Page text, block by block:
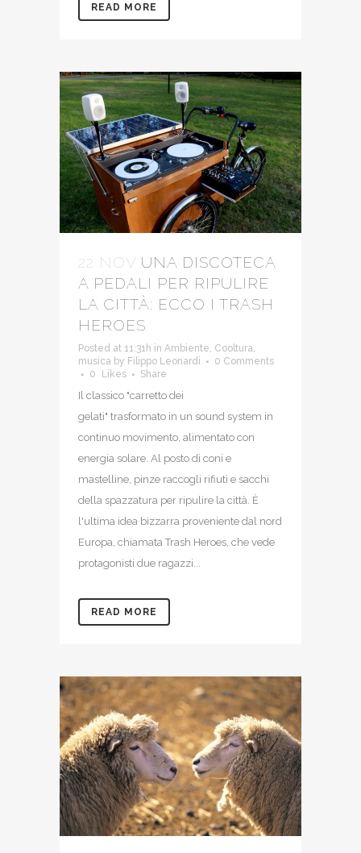
READ MORE
22 NOV UNA DISCOTECA
A PEDALI PER RIPULIRE
LA CITTÀ: ECCO I TRASH
HEROES
Posted at 11:31h in Ambiente Cooltura
musica by Filippo Leonardi
0 Comments
0
Likes Share
Il classico "carretto dei
gelati" trasformato in un sound system in
continuo movimento, alimentato con
energia solare. Al posto di coni e
mastelline, pinze raccogli rifiuti e sacchi
della spazzatura per ripulire la città. È
l'ultima idea bizzarra proveniente dal nord
Europa, chiamata Trash Heroes, che vede
protagonisti due ragazzi...
READ MORE